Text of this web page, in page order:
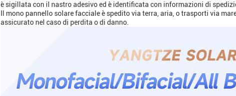
è sigillata con il nastro adesivo ed è identificata con informazioni di
Il mono pannello solare facciale è spedito via terra, aria, o trasporti via
assicurato nel caso di perdita o di danno.